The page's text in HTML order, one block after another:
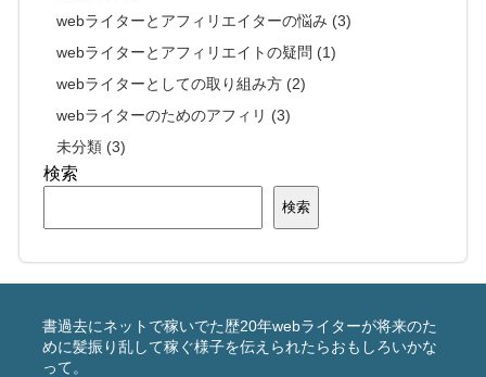
webライターとアフィリエイターの悩み (3)
webライターとアフィリエイトの疑問 (1)
webライターとしての取り組み方 (2)
webライターのためのアフィリ (3)
未分類 (3)
検索
検索
書過去にネットで稼いでた歴20年webライターが将来のた
めに髪振り乱して稼ぐ様子を伝えられたらおもしろいかな
って。